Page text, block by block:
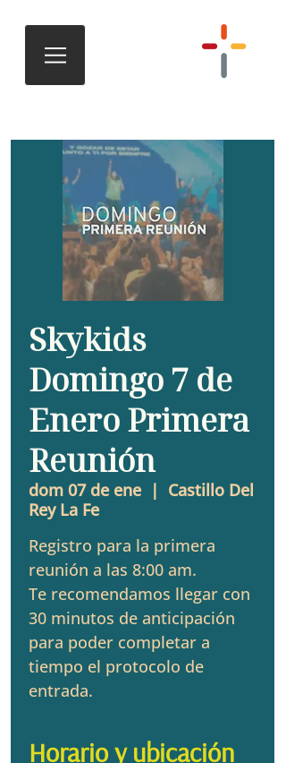
Skykids
Domingo 7 de
Enero Primera
Reunión
dom 07 de ene
  |
Castillo Del
Rey La Fe
Registro para la primera
reunión a las 8:00 am.
Te recomendamos llegar con
30 minutos de anticipación
para poder completar a
tiempo el protocolo de
entrada.
Horario y ubicación